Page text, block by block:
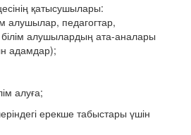
қатысушылары:
алушылар, педагогтар,
алушылардың ата-аналары
адамдар);
алуға;
ерекше табыстары үшін